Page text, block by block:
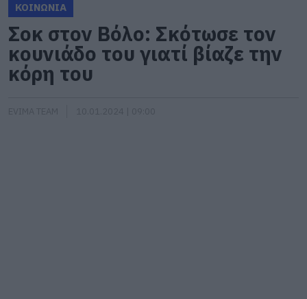
ΚΟΙΝΩΝΙΑ
Σοκ στον Βόλο: Σκότωσε τον
κουνιάδο του γιατί βίαζε την
κόρη του